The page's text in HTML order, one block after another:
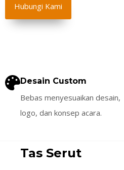
Hubungi Kami
Desain Custom
Bebas menyesuaikan desain,
logo, dan konsep acara.
Tas Serut